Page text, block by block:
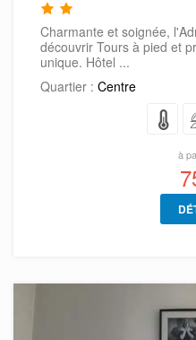
Charmante et soignée,
découvrir Tours à pied et
unique. Hôtel ...
Quartier : Centre
à